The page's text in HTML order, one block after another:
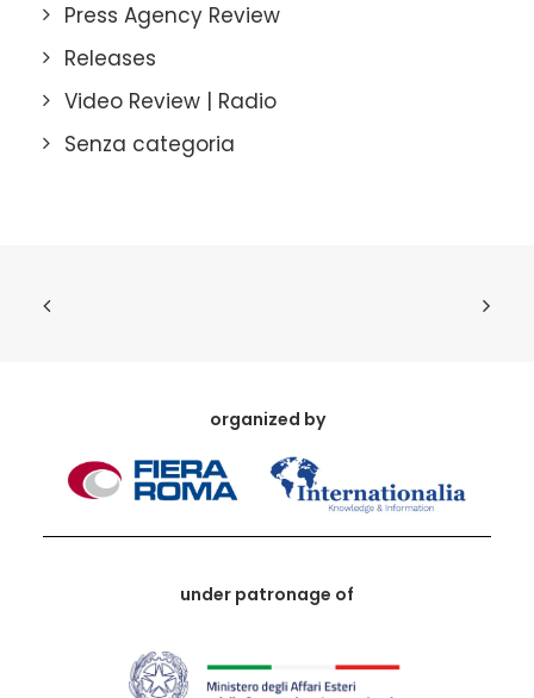
Press Agency Review
Releases
Video Review | Radio
Senza categoria
organized by
under patronage of